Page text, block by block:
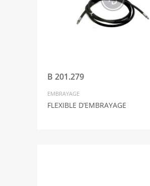
B 201.279
EMBRAYAGE
FLEXIBLE D’EMBRAYAGE